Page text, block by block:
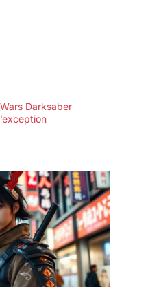
Darksaber